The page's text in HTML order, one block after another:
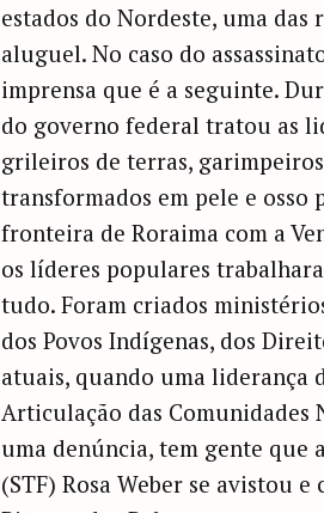
estados do Nordeste, uma
aluguel. No caso do
imprensa que é a seguinte.
do governo federal tratou as
grileiros de terras,
transformados em pele e osso
fronteira de Roraima com a
os líderes populares
tudo. Foram criados
dos Povos Indígenas, dos
atuais, quando uma liderança
Articulação das Comunidades
uma denúncia, tem gente que
(STF) Rosa Weber se avistou